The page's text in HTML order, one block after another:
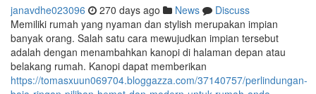
janavdhe023096 270 days ago News
Discuss
Memiliki rumah yang nyaman dan stylish merupakan impian
banyak orang. Salah satu cara mewujudkan impian tersebut
adalah dengan menambahkan kanopi di halaman depan atau
belakang rumah. Kanopi dapat memberikan
https://tomasxuun069704.bloggazza.com/37140757/perlindungan-